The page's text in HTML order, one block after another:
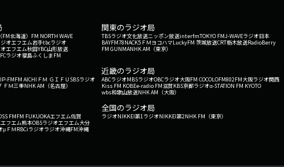
北海道） FM NORTH WAVE
オエフエム岩手tbcラジオ
エフエム秋田YBC山形放送
ラジオ福島ふくしまFM
関東のラジオ局
TBSラジオ文化放送ニッポン放送interfmTOKYO FMJ-WAVEラジオ日本
BAYFM78NACK5 ＦＭヨコハマLuckyFM 茨城放送CRT栃木放送RadioBerry
FM GUNMANHK AM（東京）
FMFM AICHI ＦＭ ＧＩＦＵ SBSラジオ
ＦＭ三重NHK AM（名古屋）
近畿のラジオ局
ABCラジオMBSラジオOBCラジオ大阪FM COCOLOFM802FM大阪ラジオ関西
Kiss FM KOBEe-radio FM滋賀KBS京都ラジオα-STATION FM KYOTO
wbs和歌山放送NHK AM（大阪）
FMFM FUKUOKAエフエム佐賀
フエム熊本OBSラジオエフエム大分
μＦＭRBCiラジオラジオ沖縄FM沖縄
全国のラジオ局
ラジオNIKKEI第1ラジオNIKKEI第2NHK FM（東京）